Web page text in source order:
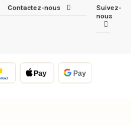
Contactez-nous
Suivez-
nous
Pay Pay